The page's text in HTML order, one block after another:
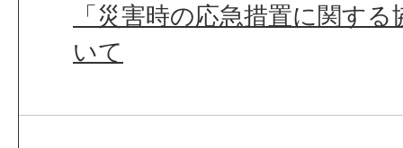
「災害時の応急措置に関す
いて